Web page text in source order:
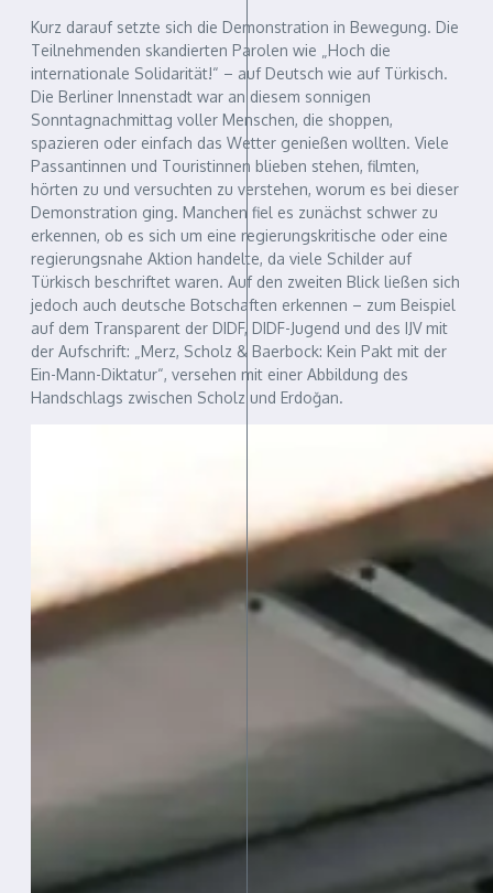
Kurz darauf setzte sich die Demonstration in Bewegung. Die
Teilnehmenden skandierten Parolen wie „Hoch die
internationale Solidarität!“ – auf Deutsch wie auf Türkisch.
Die Berliner Innenstadt war an diesem sonnigen
Sonntagnachmittag voller Menschen, die shoppen,
spazieren oder einfach das Wetter genießen wollten. Viele
Passantinnen und Touristinnen blieben stehen, filmten,
hörten zu und versuchten zu verstehen, worum es bei dieser
Demonstration ging. Manchen fiel es zunächst schwer zu
erkennen, ob es sich um eine regierungskritische oder eine
regierungsnahe Aktion handelte, da viele Schilder auf
Türkisch beschriftet waren. Auf den zweiten Blick ließen sich
jedoch auch deutsche Botschaften erkennen – zum Beispiel
auf dem Transparent der DIDF, DIDF-Jugend und des IJV mit
der Aufschrift: „Merz, Scholz & Baerbock: Kein Pakt mit der
Ein-Mann-Diktatur“, versehen mit einer Abbildung des
Handschlags zwischen Scholz und Erdoğan.